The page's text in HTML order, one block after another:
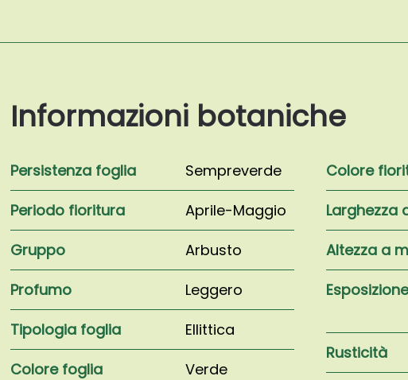
Informazioni botaniche
Persistenza foglia
Sempreverde
Periodo fioritura
Aprile-Maggio
Gruppo
Arbusto
Profumo
Leggero
Tipologia foglia
Ellittica
Colore foglia
Verde
Colore
Larghezza
Altezza a
Esposizione
Rusticità